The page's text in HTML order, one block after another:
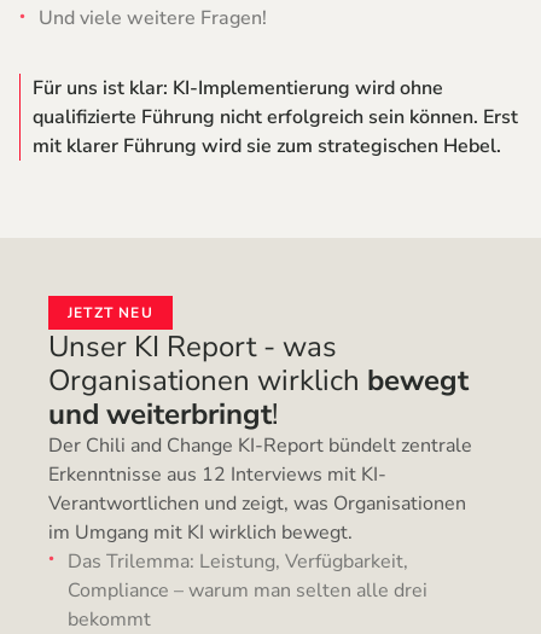
Und viele weitere Fragen!
Für uns ist klar: KI-Implementierung wird ohne
qualifizierte Führung nicht erfolgreich sein können. Erst
mit klarer Führung wird sie zum strategischen Hebel.
JETZT NEU
Unser KI Report - was
Organisationen wirklich bewegt
und weiterbringt!
Der Chili and Change KI-Report bündelt zentrale
Erkenntnisse aus 12 Interviews mit KI-
Verantwortlichen und zeigt, was Organisationen
im Umgang mit KI wirklich bewegt.
Das Trilemma: Leistung, Verfügbarkeit,
Compliance – warum man selten alle drei
bekommt